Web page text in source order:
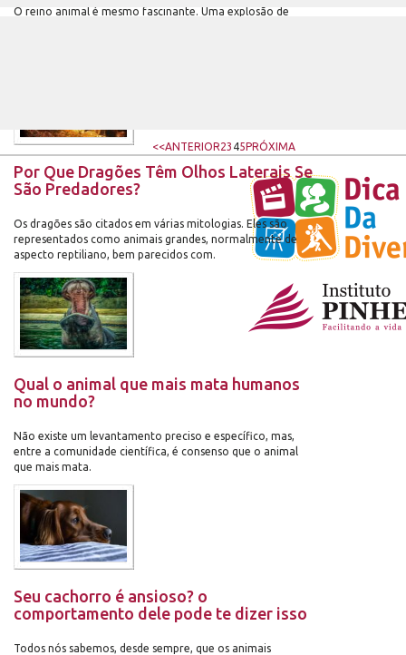
O reino animal é mesmo fascinante. Uma explosão de
Por Que Dragões Têm Olhos Laterais Se
São Predadores?
Os dragões são citados em várias mitologias. Eles são
representados como animais grandes, normalmente de
aspecto reptiliano, bem parecidos com.
Qual o animal que mais mata humanos
no mundo?
Não existe um levantamento preciso e específico, mas,
entre a comunidade científica, é consenso que o animal
que mais mata.
Seu cachorro é ansioso? o
comportamento dele pode te dizer isso
Todos nós sabemos, desde sempre, que os animais
<<ANTERIOR23 45PRÓXIMA